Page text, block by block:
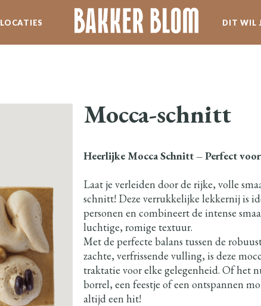
LOCATIES DIT WIL
SERVICE
SPECIALITEITEN
NIEUWSBRIEF
Mocca-schnitt
Heerlijke Mocca Schnitt – Perfect
Laat je verleiden door de rijke, volle
schnitt! Deze verrukkelijke lekkernij is
personen en combineert de intense
luchtige, romige textuur.
Met de perfecte balans tussen de
zachte, verfrissende vulling, is deze
traktatie voor elke gelegenheid. Of het
borrel, een feestje of een ontspannen
altijd een hit!